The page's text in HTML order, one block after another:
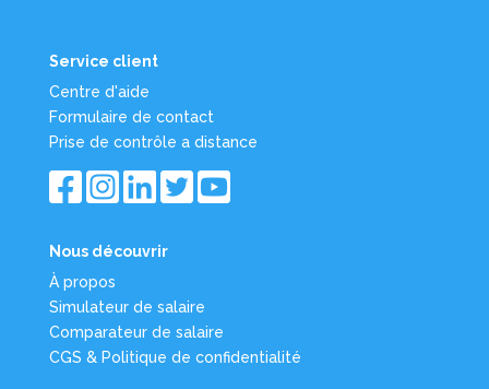
Service client
Centre d'aide
Formulaire de contact
Prise de contrôle a distance
Nous découvrir
À propos
Simulateur de salaire
Comparateur de salaire
CGS & Politique de confidentialité